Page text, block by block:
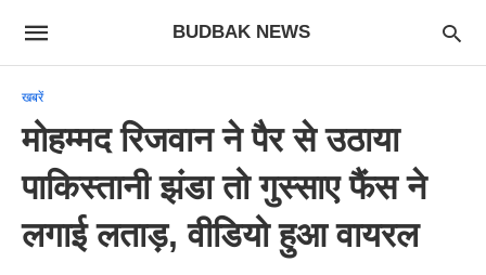
BUDBAK NEWS
खबरें
मोहम्मद रिजवान ने पैर से उठाया
पाकिस्तानी झंडा तो गुस्साए फैंस ने
लगाई लताड़, वीडियो हुआ वायरल